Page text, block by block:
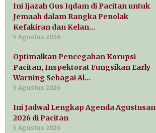
Ini Ijazah Gus Iqdam di Pacitan untuk
Jemaah dalam Rangka Penolak
Kefakiran dan Kelan…
5 Agustus 2026
Optimalkan Pencegahan Korupsi
Pacitan, Inspektorat Fungsikan Early
Warning Sebagai Al…
5 Agustus 2026
Ini Jadwal Lengkap Agenda Agustusan
2026 di Pacitan
5 Agustus 2026